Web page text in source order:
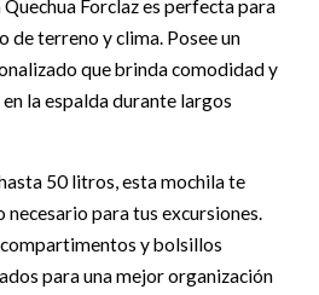
Forclaz es perfecta para
de terreno y clima. Posee un
que brinda comodidad y
la espalda durante largos
50 litros, esta mochila te
para tus excursiones.
y bolsillos
para una mejor organización